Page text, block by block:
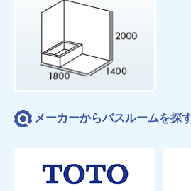
メーカーからバスルームを探